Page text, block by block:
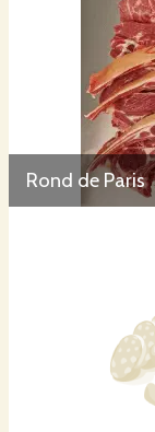
Rond de Paris